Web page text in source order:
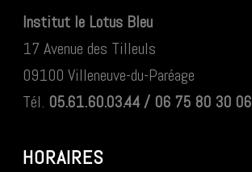
Institut le Lotus Bleu
17 Avenue des Tilleuls
09100 Villeneuve-du-Paréage
Tél. 05.61.60.03.44 / 06 75 80 30 06
HORAIRES